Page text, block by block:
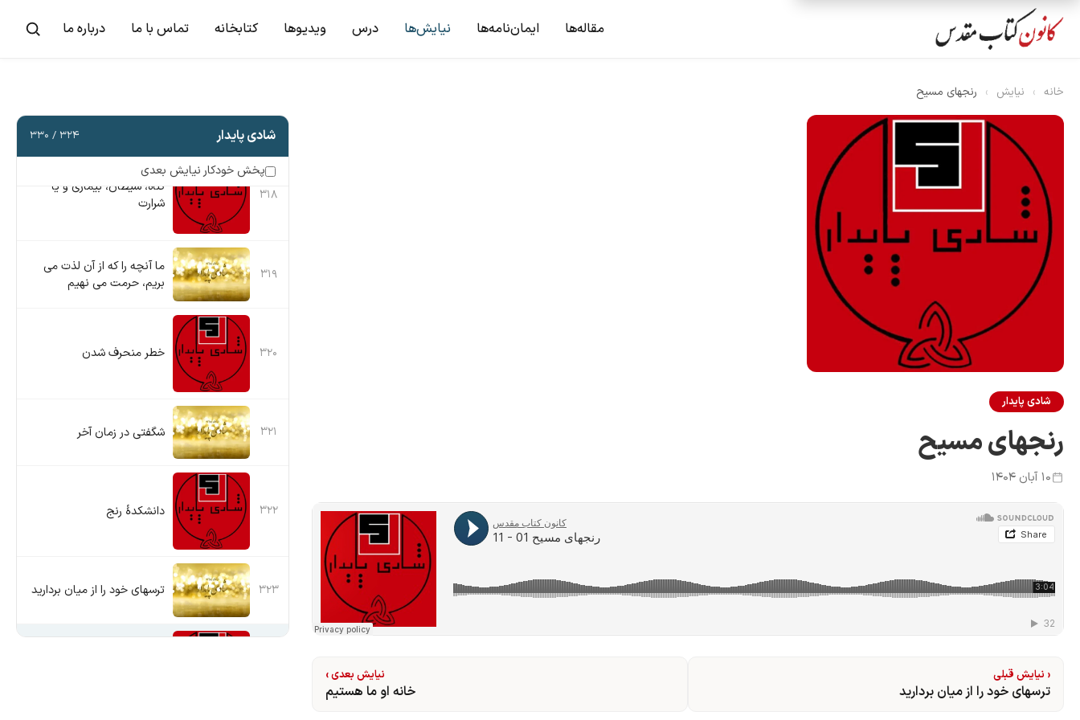
مقاله‌ها ایمان‌نامه‌ها نیایش‌ها درس ویدیوها کتابخانه تماس با ما درباره ما
خانه › نیایش › رنجهای مسیح
شادی پایدار
رنجهای مسیح
۱۰ آبان ۱۴۰۴
‹ نیایش قبلی
ترسهای خود را از میان بردارید
نیایش بعدی ›
خانه او ما هستیم
شادی پایدار ۳۲۴ / ۳۳۰
پخش خودکار نیایش بعدی
با شادی یکدیگر را محبت کنید
۳۱۷ آیا محبت خدا مشروط است
۳۱۸
گناه، شیطان، بیماری و یا
شرارت
۳۱۹
ما آنچه را که از آن لذت می
بریم، حرمت می نهیم
۳۲۰ خطر منحرف شدن
۳۲۱ شگفتی در زمان آخر
۳۲۲ دانشکدۀ رنج
۳۲۳ ترسهای خود را از میان بردارید